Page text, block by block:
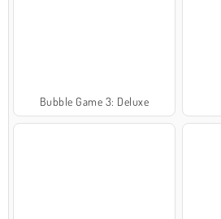
Bubble Game 3: Deluxe